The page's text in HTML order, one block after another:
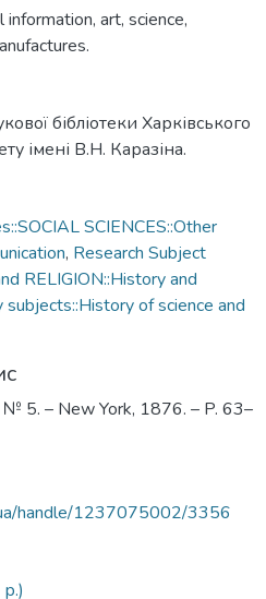
art, science,
бібліотеки Харківського
імені В.Н. Каразіна.
SCIENCES::Other
, Research Subject
RELIGION::History and
of science and
№ 5. – New York, 1876. – P. 63–
handle/1237075002/3356